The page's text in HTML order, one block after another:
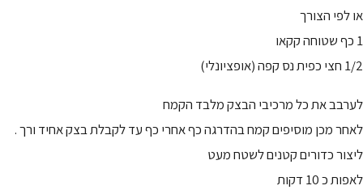
או לפי הצורך
1 כף שטוחה קקאו
1/2 חצי כפית נס קפה (אופציונלי)
לערבב את כל מרכיבי הבצק מלבד הקמח
לאחר מכן מוסיפים קמח בהדרגה כף אחרי כף עד לקבלת בצק אחיד ורך .
ליצור כדורים קטנים לשטח מעט
לאפות כ 10 דקות